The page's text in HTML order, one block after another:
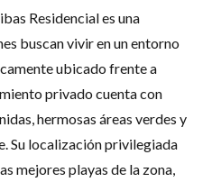
Residenciales una
buscan vivir en un entorno
ubicado frente a
privado cuenta con
hermosas áreas verdes y
Su localización privilegiada
mejores playas de la zona,